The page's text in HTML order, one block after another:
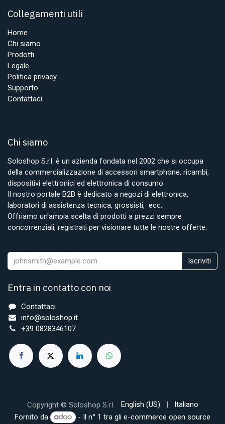
Collegamenti utili
Home
Chi siamo
Prodotti
Legale
Politica privacy
Supporto
Contattaci
Chi siamo
Soloshop S.r.l. è un azienda fondata nel 2002 che si occupa
della commercializzazione di accessori smartphone, ricambi,
dispositivi elettronici ed elettronica di consumo.
Il nostro portale B2B è dedicato a negozi di elettronica,
laboratori di assistenza tecnica, grossisti, ecc..
Offriamo un'ampia scelta di prodotti a prezzi sempre
concorrenziali, registrati per visionare tutte le nostre offerte.
Iscriviti
Entra in contatto con noi
Contattaci
info@soloshop.it
+39 0828346107
Copyright © Soloshop S.r.l. English (US) |
Italiano
Fornito da
- Il n° 1 tra glie-commerce open source